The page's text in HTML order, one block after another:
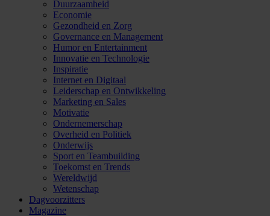
Duurzaamheid
Economie
Gezondheid en Zorg
Governance en Management
Humor en Entertainment
Innovatie en Technologie
Inspiratie
Internet en Digitaal
Leiderschap en Ontwikkeling
Marketing en Sales
Motivatie
Ondernemerschap
Overheid en Politiek
Onderwijs
Sport en Teambuilding
Toekomst en Trends
Wereldwijd
Wetenschap
Dagvoorzitters
Magazine